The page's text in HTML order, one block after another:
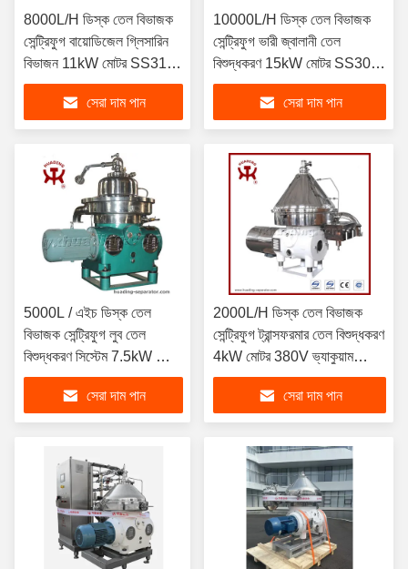
8000L/H ডিস্ক তেল বিভাজক
সেন্ট্রিফুগ বায়োডিজেল গ্লিসারিন
বিভাজন 11kW মোটর SS316L
440V স্বয়ংক্রিয় নিষ্কাশন সঙ্গে
সেরা দাম পান
10000L/H ডিস্ক তেল বিভাজক
সেন্ট্রিফুগ ভারী জ্বালানী তেল
বিশুদ্ধকরণ 15kW মোটর SS304
বাটি সামুদ্রিক গ্রেড আইএসও
সেরা দাম পান
5000L / এইচ ডিস্ক তেল
বিভাজক সেন্ট্রিফুগ লুব তেল
বিশুদ্ধকরণ সিস্টেম 7.5kW মোটর
SS316L বোল 380V 3 ফেজ
ডিজাইন সঙ্গে সেরা দাম পান
2000L/H ডিস্ক তেল বিভাজক
সেন্ট্রিফুগ ট্রান্সফরমার তেল বিশুদ্ধকরণ
4kW মোটর 380V ভ্যাকুয়াম
ডিহাইড্রেশন মোবাইল কার্ট ডিজাইন
সেরা দাম পান